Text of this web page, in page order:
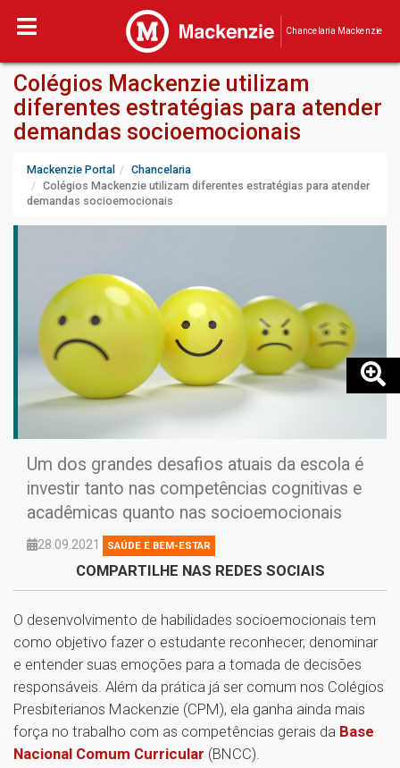
Chancelaria Mackenzie
Colégios Mackenzie utilizam
diferentes estratégias para atender
demandas socioemocionais
Mackenzie Portal
Chancelaria
Colégios Mackenzie utilizam diferentes estratégias para atender
demandas socioemocionais
Um dos grandes desafios atuais da escola é
investir tanto nas competências cognitivas e
acadêmicas quanto nas socioemocionais
28.09.2021 SAÚDE E BEM-ESTAR
COMPARTILHE NAS REDES SOCIAIS
O desenvolvimento de habilidades socioemocionais tem
como objetivo fazer o estudante reconhecer, denominar
e entender suas emoções para a tomada de decisões
responsáveis. Além da prática já ser comum nos Colégios
Presbiterianos Mackenzie (CPM), ela ganha ainda mais
força no trabalho com as competências gerais da Base
Nacional Comum Curricular (BNCC).